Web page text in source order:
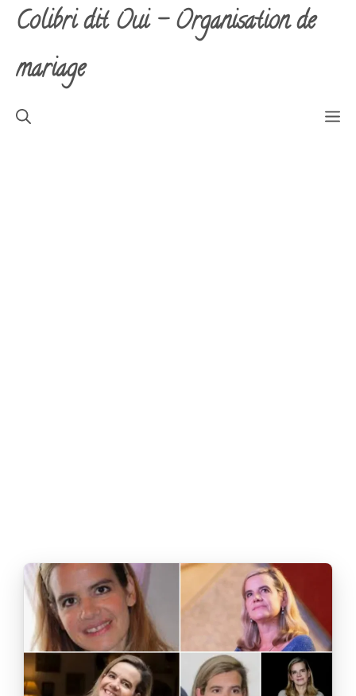
AllerColibri dit Oui - Organisation de
mariage